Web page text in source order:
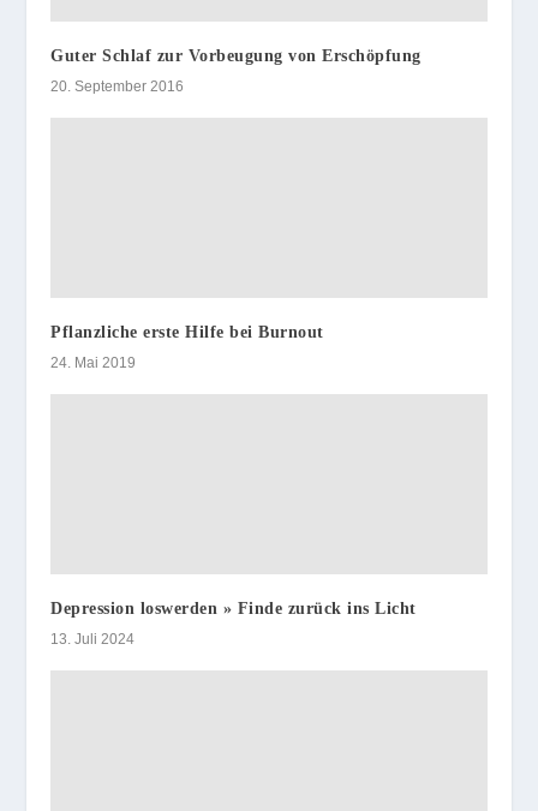
Guter Schlaf zur Vorbeugung von Erschöpfung
20. September 2016
Pflanzliche erste Hilfe bei Burnout
24. Mai 2019
Depression loswerden » Finde zurück ins Licht
13. Juli 2024